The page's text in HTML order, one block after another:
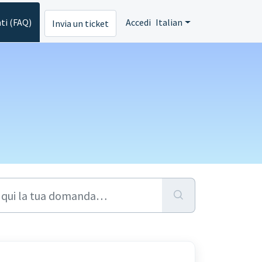
(FAQ) Invia un ticket Accedi Italian